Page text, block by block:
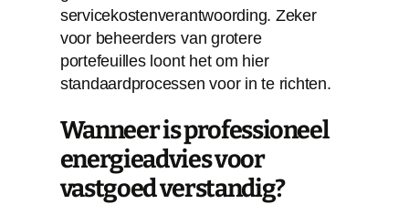
servicekostenverantwoording. Zeker
voor beheerders van grotere
portefeuilles loont het om hier
standaardprocessen voor in te richten.
Wanneer is professioneel
energieadvies voor
vastgoed verstandig?